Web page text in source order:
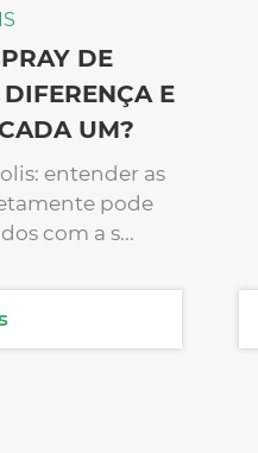
DE
E
UM?
entender as
pode
com a s...